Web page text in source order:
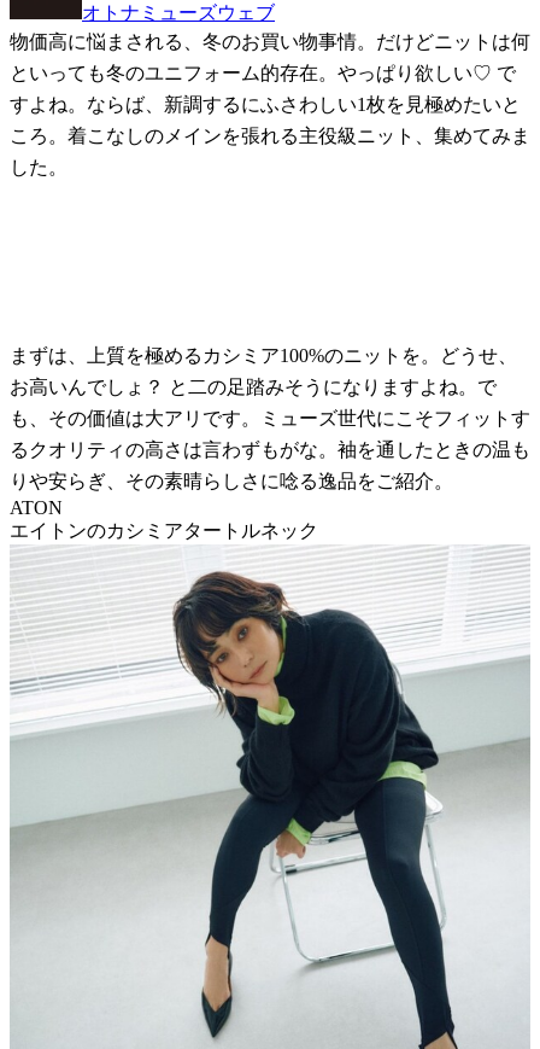
オトナミューズウェブ
物価高に悩まされる、冬のお買い物事情。だけどニットは何
といっても冬のユニフォーム的存在。やっぱり欲しい♡ で
すよね。ならば、新調するにふさわしい1枚を見極めたいと
ころ。着こなしのメインを張れる主役級ニット、集めてみま
した。
まずは、上質を極めるカシミア100%のニットを。どうせ、
お高いんでしょ？ と二の足踏みそうになりますよね。で
も、その価値は大アリです。ミューズ世代にこそフィットす
るクオリティの高さは言わずもがな。袖を通したときの温も
りや安らぎ、その素晴らしさに唸る逸品をご紹介。
ATON
エイトンのカシミアタートルネック